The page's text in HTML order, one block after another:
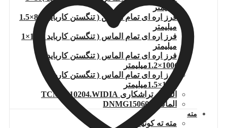
میلیمتر
فرز اره ای تمام الماس ( تنگستن کارباید )80×1.5
میلیمتر
فرز اره ای تمام الماس ( تنگستن کارباید )100×1
میلیمتر
فرز اره ای تمام الماس ( تنگستن کارباید
)100×1.2میلیمتر
فرز اره ای تمام الماس ( تنگستن کارباید
الماس تراشکاری TCMT110204.WIDIA
الماس DNMG150608
مته
مته ته کونیک